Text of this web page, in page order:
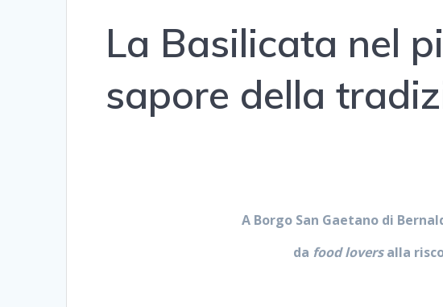
La Basilicata nel
sapore della
A Borgo San Gaetano di
da food loversalla